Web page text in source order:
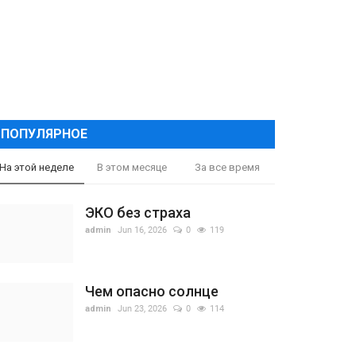
ПОПУЛЯРНОЕ
этой неделе В этом месяце За все время
ЭКО без страха
admin Jun 16, 2026 0 119
Чем опасно солнце
admin Jun 23, 2026 0 114